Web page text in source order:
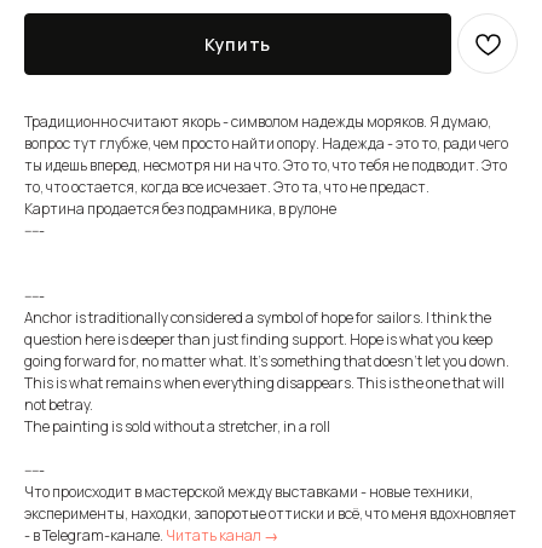
Купить
Традиционно считают якорь - символом надежды моряков. Я думаю,
вопрос тут глубже, чем просто найти опору. Надежда - это то, ради чего
ты идешь вперед, несмотря ни на что. Это то, что тебя не подводит. Это
то, что остается, когда все исчезает. Это та, что не предаст.
Картина продается без подрамника, в рулоне
-----
-----
Anchor is traditionally considered a symbol of hope for sailors. I think the
question here is deeper than just finding support. Hope is what you keep
going forward for, no matter what. It's something that doesn't let you down.
This is what remains when everything disappears. This is the one that will
not betray.
The painting is sold without a stretcher, in a roll
-----
Что происходит в мастерской между выставками - новые техники,
эксперименты, находки, запоротые оттиски и всё, что меня вдохновляет
- в Telegram-канале. Читать канал →